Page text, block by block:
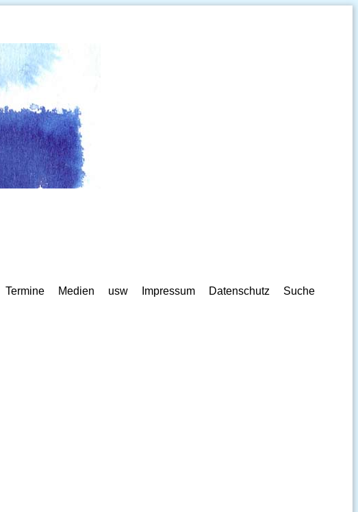
Termine Medien usw Impressum Datenschutz Suche